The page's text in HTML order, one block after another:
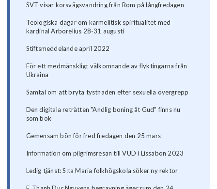
SVT visar korsvägsvandring från Rom på långfredagen
Teologiska dagar om karmelitisk spiritualitet med
kardinal Arborelius 28-31 augusti
Stiftsmeddelande april 2022
För ett medmänskligt välkomnande av flyktingarna från
Ukraina
Samtal om att bryta tystnaden efter sexuella övergrepp
Den digitala reträtten "Andlig boning åt Gud" finns nu
som bok
Gemensam bön för fred fredagen den 25 mars
Information om pilgrimsresan till VUD i Lissabon 2023
Ledig tjänst: S:ta Maria folkhögskola söker ny rektor